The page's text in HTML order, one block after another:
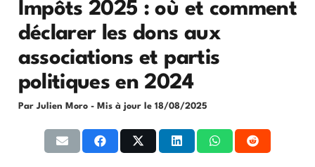
Impôts 2025 : où et comment
déclarer les dons aux
associations et partis
politiques en 2024
Par Julien Moro - Mis à jour le 18/08/2025